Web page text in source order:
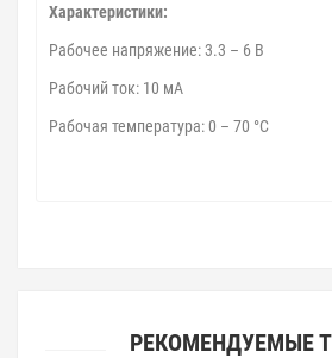
Характеристики:
Рабочее напряжение: 3.3 – 6 В
Рабочий ток: 10 мА
Рабочая температура: 0 – 70 °C
РЕКОМЕНДУЕМЫЕ